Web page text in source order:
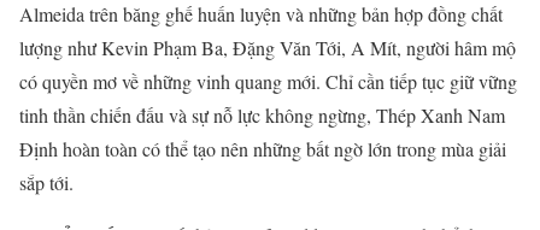
Almeida trên băng ghế huấn luyện và những bản hợp đồng chất
lượng như Kevin Phạm Ba, Đặng Văn Tới, A Mít, người hâm mộ
có quyền mơ về những vinh quang mới. Chỉ cần tiếp tục giữ vững
tinh thần chiến đấu và sự nỗ lực không ngừng, Thép Xanh Nam
Định hoàn toàn có thể tạo nên những bất ngờ lớn trong mùa giải
sắp tới.